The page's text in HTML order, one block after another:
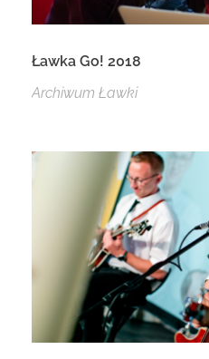
Ławka Go! 2018
Archiwum Ławki